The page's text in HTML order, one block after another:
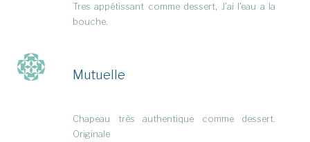
Tres appétissant comme dessert, J’ai l’eau a la
bouche.
Mutuelle
Chapeau très authentique comme dessert.
Originale